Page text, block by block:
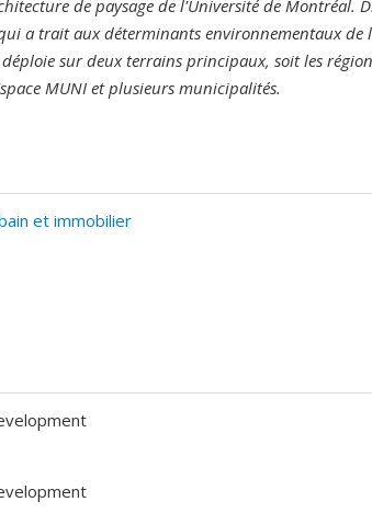
de paysage de l'Université de
a trait aux déterminants environnementaux
sur deux terrains principaux, soit les
MUNI et plusieurs municipalités.
et immobilier